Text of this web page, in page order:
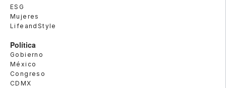
ESG
Mujeres
LifeandStyle
Política
Gobierno
México
Congreso
CDMX